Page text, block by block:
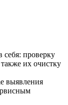
себя: проверку
их очистку
выявления